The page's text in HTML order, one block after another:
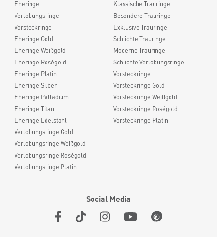
Eheringe
Verlobungsringe
Vorsteckringe
Eheringe Gold
Eheringe Weißgold
Eheringe Roségold
Eheringe Platin
Eheringe Silber
Eheringe Palladium
Eheringe Titan
Eheringe Edelstahl
Verlobungsringe Gold
Verlobungsringe Weißgold
Verlobungsringe Roségold
Verlobungsringe Platin
Klassische Trauringe
Besondere Trauringe
Exklusive Trauringe
Schlichte Trauringe
Moderne Trauringe
Schlichte Verlobungsringe
Vorsteckringe
Vorsteckringe Gold
Vorsteckringe Weißgold
Vorsteckringe Roségold
Vorsteckringe Platin
Social Media